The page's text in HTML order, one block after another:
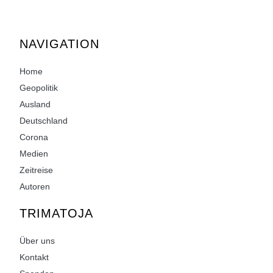
NAVIGATION
Home
Geopolitik
Ausland
Deutschland
Corona
Medien
Zeitreise
Autoren
TRIMATOJA
Über uns
Kontakt